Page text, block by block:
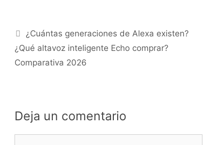
¿Cuántas generaciones de Alexa existen?
¿Qué altavoz inteligente Echo comprar?
Comparativa 2026
Deja un comentario